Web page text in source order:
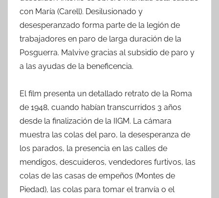
con María (Carell). Desilusionado y
desesperanzado forma parte de la legión de
trabajadores en paro de larga duración de la
Posguerra. Malvive gracias al subsidio de paro y
a las ayudas de la beneficencia.
El film presenta un detallado retrato de la Roma
de 1948, cuando habían transcurridos 3 años
desde la finalización de la IIGM. La cámara
muestra las colas del paro, la desesperanza de
los parados, la presencia en las calles de
mendigos, descuideros, vendedores furtivos, las
colas de las casas de empeños (Montes de
Piedad), las colas para tomar el tranvía o el